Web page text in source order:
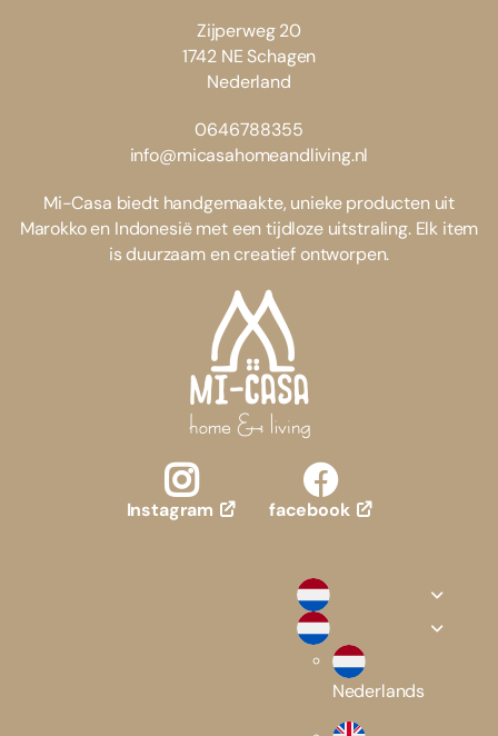
Zijperweg 20
1742 NE Schagen
Nederland
0646788355
info@micasahomeandliving.nl
Mi-Casa biedt handgemaakte, unieke producten uit
Marokko en Indonesië met een tijdloze uitstraling. Elk item
is duurzaam en creatief ontworpen.
Instagram facebook
Nederlands